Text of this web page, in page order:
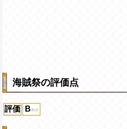
海賊祭の評価点
評価 B